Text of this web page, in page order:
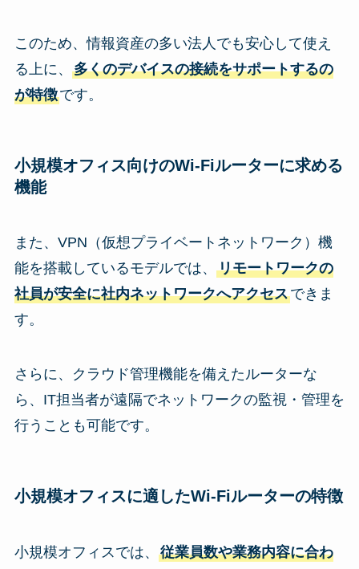
このため、情報資産の多い法人でも安心して使え
る上に、 多くのデバイスの接続をサポートするの
が特徴です。
小規模オフィス向けのWi-Fiルーターに求める
機能
また、VPN（仮想プライベートネットワーク）機
能を搭載しているモデルでは、 リモートワークの
社員が安全に社内ネットワークへアクセスできま
す。
さらに、クラウド管理機能を備えたルーターな
ら、IT担当者が遠隔でネットワークの監視・管理を
行うことも可能です。
小規模オフィスに適したWi-Fiルーターの特徴
小規模オフィスでは、 従業員数や業務内容に合わ